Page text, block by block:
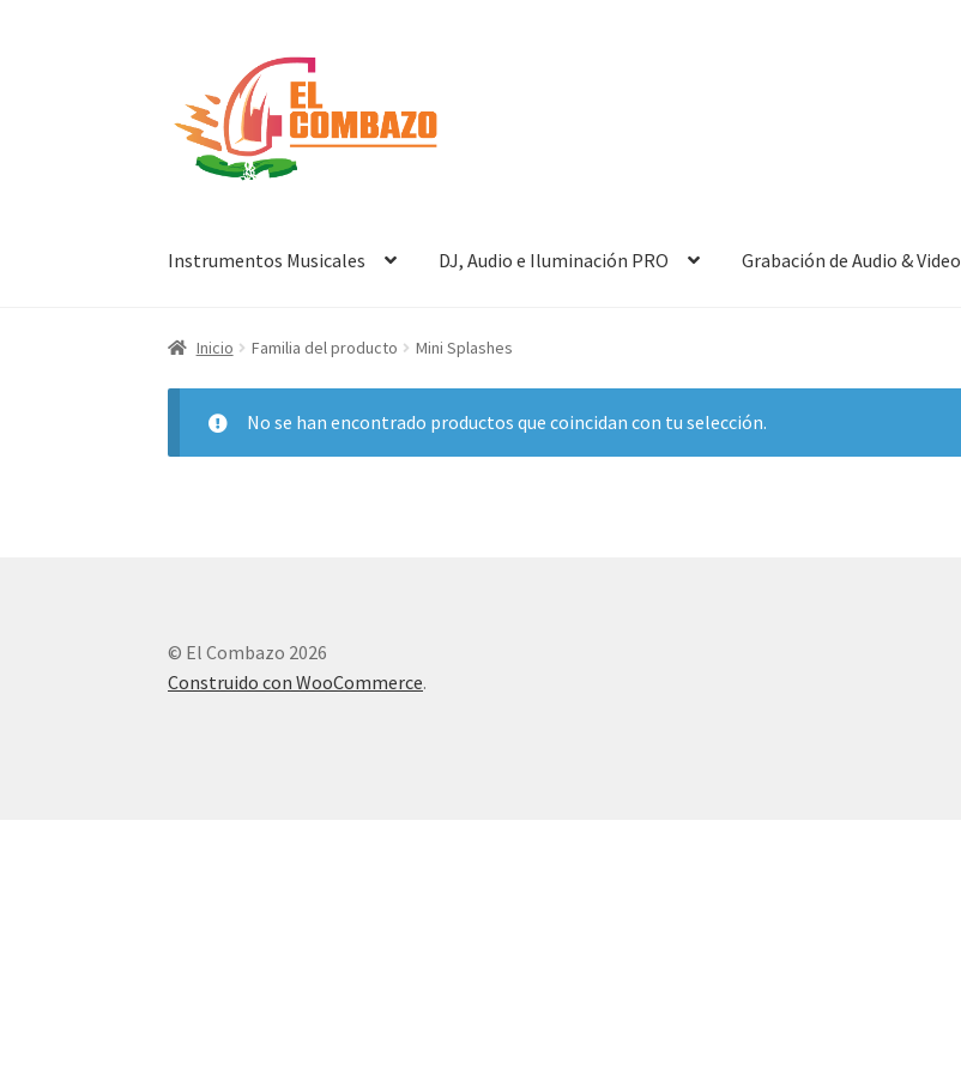
Instrumentos Musicales DJ, Audio e Iluminación PRO Grabación de Audio & Video
Inicio Familia del producto Mini Splashes
No se han encontrado productos que coincidan con tu selección.
© El Combazo 2026
Construido con WooCommerce.